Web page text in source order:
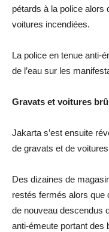
pétards à la police alors
voitures incendiées.
La police en tenue anti-
de l’eau sur les
Gravats et voitures
Jakarta s’est ensuite
de gravats et de
Des dizaines de
restés fermés alors que
de nouveau descendus
anti-émeute portant des